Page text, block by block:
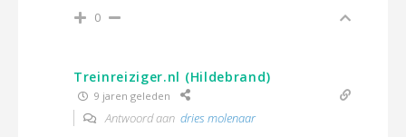
0
Treinreiziger.nl (Hildebrand)
9 jaren geleden
Antwoord aan dries molenaar